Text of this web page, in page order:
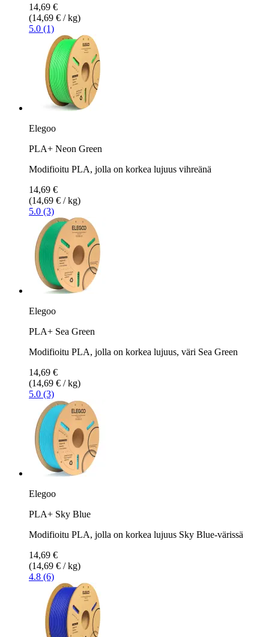
14,69 €
(14,69 € / kg)
5.0 (1)
Elegoo
PLA+ Neon Green
Modifioitu PLA, jolla on korkea lujuus vihreänä
14,69 €
(14,69 € / kg)
5.0 (3)
Elegoo
PLA+ Sea Green
Modifioitu PLA, jolla on korkea lujuus, väri Sea Green
14,69 €
(14,69 € / kg)
5.0 (3)
Elegoo
PLA+ Sky Blue
Modifioitu PLA, jolla on korkea lujuus Sky Blue-värissä
14,69 €
(14,69 € / kg)
4.8 (6)